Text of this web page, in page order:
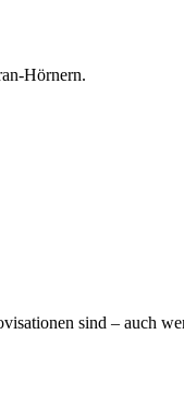
Hörnern.
sind – auch